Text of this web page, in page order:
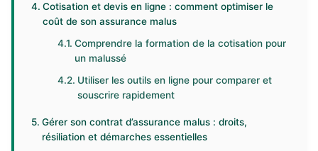
Cotisation et devis en ligne : comment optimiser le
coût de son assurance malus
Comprendre la formation de la cotisation pour
un malussé
Utiliser les outils en ligne pour comparer et
souscrire rapidement
Gérer son contrat d’assurance malus : droits,
résiliation et démarches essentielles